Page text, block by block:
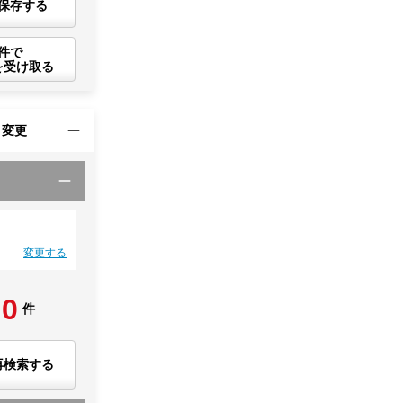
存する
で
受け取る
更
変更する
0 件
検索する